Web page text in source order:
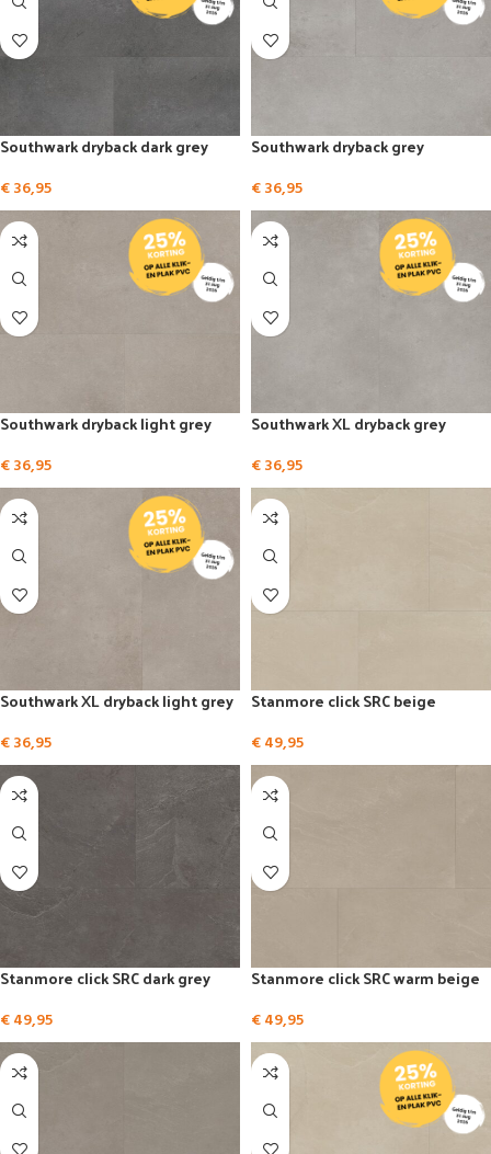
Southwark dryback dark grey
€36,95
Southwark dryback grey
€36,95
Southwark dryback light grey
€36,95
Southwark XL dryback grey
€36,95
Southwark XL dryback light grey
€36,95
Stanmore click SRC beige
€49,95
Stanmore click SRC dark grey
€49,95
Stanmore click SRC warm beige
€49,95